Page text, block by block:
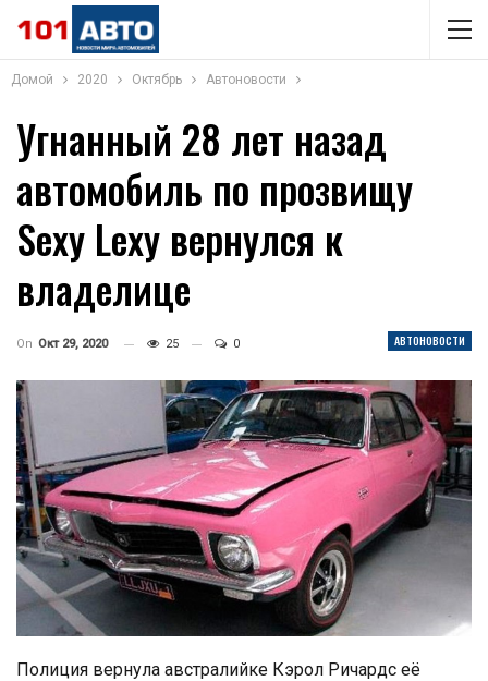
Домой 2020 Октябрь Автоновости
Угнанный 28 лет назад
автомобиль по прозвищу
Sexy Lexy вернулся к
владелице
АВТОНОВОСТИ
On Окт 29, 2020 25 0
Полиция вернула австралийке Кэрол Ричардс её